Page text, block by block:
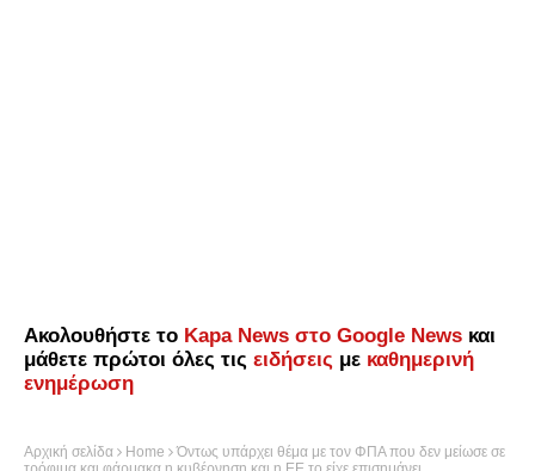
Ακολουθήστε το Kapa News στο Google News και
μάθετε πρώτοι όλες τις ειδήσεις με καθημερινή
ενημέρωση
Αρχική σελίδα Home
Όντως υπάρχει θέμα με τον ΦΠΑ που δεν μείωσε σε